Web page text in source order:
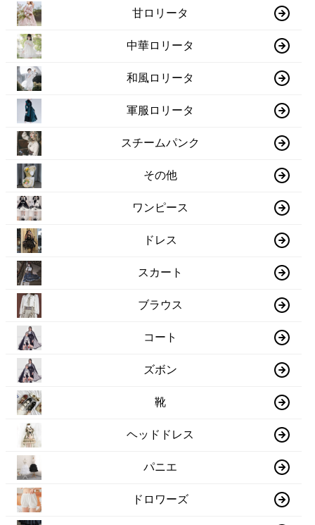
甘ロリータ
中華ロリータ
和風ロリータ
軍服ロリータ
スチームパンク
その他
ワンピース
ドレス
スカート
ブラウス
コート
ズボン
靴
ヘッドドレス
パニエ
ドロワーズ